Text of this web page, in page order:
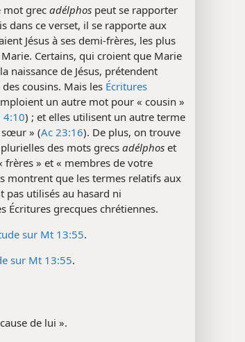
mot grec adélphos peut se rapporter
dans ce verset, il se rapporte aux
Jésus à ses demi-frères, les plus
Certains, qui croient que Marie
naissance de Jésus, prétendent
cousins. Mais les Écritures
un autre mot pour « cousin »
4:10) ; et elles utilisent un autre terme
sœur » (Ac 23:16). De plus, on trouve
des mots grecsadélphos et
frères » et « membres de votre
montrent que les termes relatifs aux
pas utilisés au hasard ni
Écritures grecques chrétiennes.
sur Mt 13:55.
sur Mt 13:55.
de lui ».